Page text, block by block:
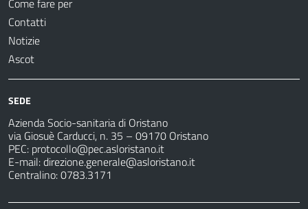
Come fare per
Contatti
Notizie
Ascot
SEDE
Azienda Socio-sanitaria di Oristano
via Giosuè Carducci, n. 35 – 09170 Oristano
PEC: protocollo@pec.asloristano.it
E-mail:direzione.generale@asloristano.it
Centralino: 0783.3171